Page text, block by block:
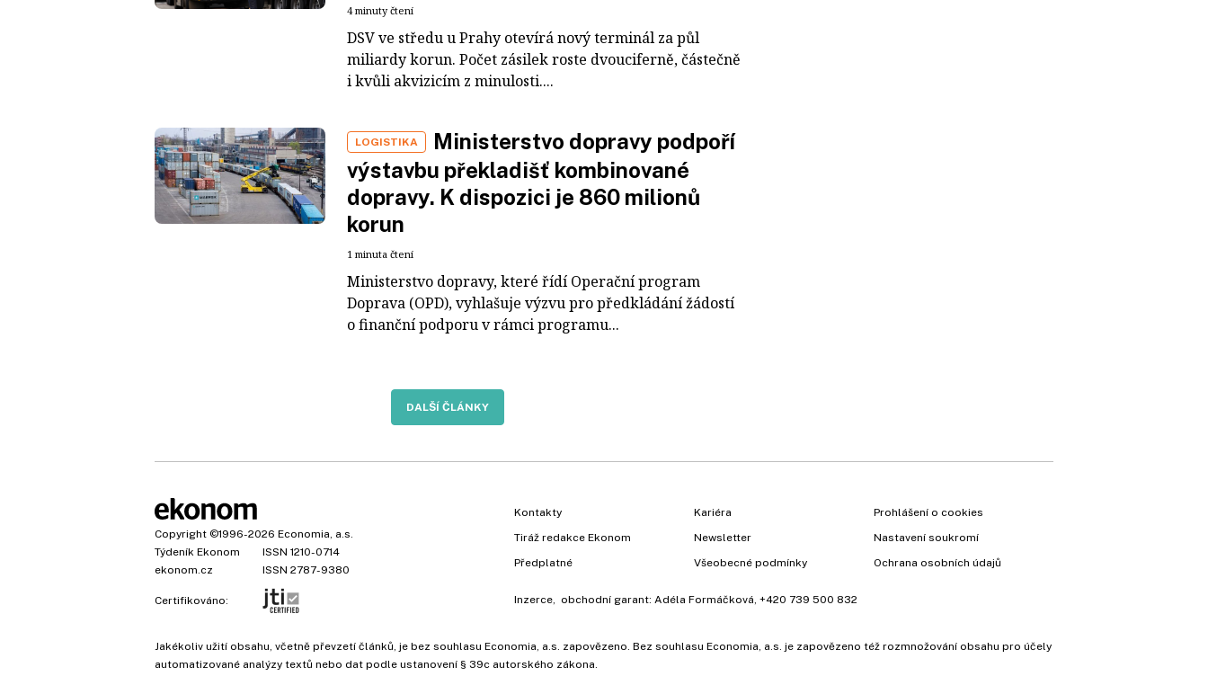
4 minuty čtení
DSV ve středu u Prahy otevírá nový terminál za půl
miliardy korun. Počet zásilek roste dvouciferně, částečně
i kvůli akvizicím z minulosti....
LOGISTIKA
Ministerstvo dopravy podpoří
výstavbu překladišť kombinované
dopravy. K dispozici je 860 milionů
korun
1 minuta čtení
Ministerstvo dopravy, které řídí Operační program
Doprava (OPD), vyhlašuje výzvu pro předkládání žádostí
o finanční podporu v rámci programu...
DALŠÍ ČLÁNKY
Copyright ©1996-2026 Economia, a.s.
Týdeník Ekonom
ISSN 1210-0714
ekonom.cz
ISSN 2787-9380
Certifikováno:
Kontakty
Tiráž redakce Ekonom
Předplatné
Kariéra
Newsletter
Všeobecné podmínky
Prohlášení o cookies
Nastavení soukromí
Ochrana osobních údajů
Inzerce , obchodní garant: Adéla Formáčková +420 739 500 832
Jakékoliv užití obsahu, včetně převzetí článků, je bez souhlasu Economia, a.s. zapovězeno. Bez souhlasu Economia, a.s. je zapovězeno též rozmnožování obsahu pro účely
automatizované analýzy textů nebo dat podle ustanovení § 39c autorského zákona.